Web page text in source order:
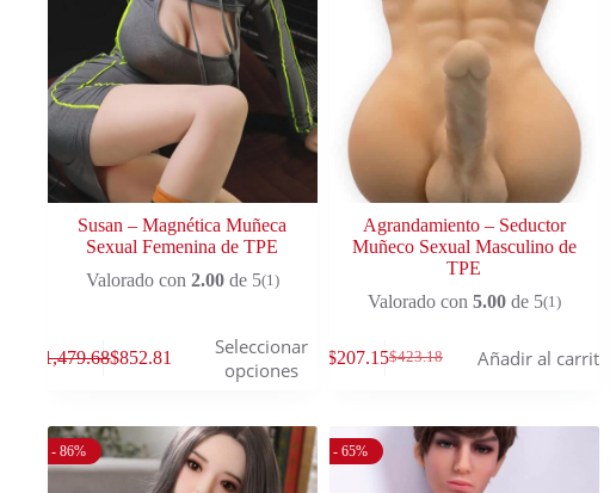
Susan – Magnética Muñeca
Sexual Femenina de TPE
Valorado con 2.00de 5(1)
1,479.68$852.81
Seleccionar
opciones
Agrandamiento – Seductor
Muñeco Sexual Masculino de
TPE
Valorado con 5.00de 5(1)
$423.18
$207.15 Añadir al carrito$
- 86% - 65%